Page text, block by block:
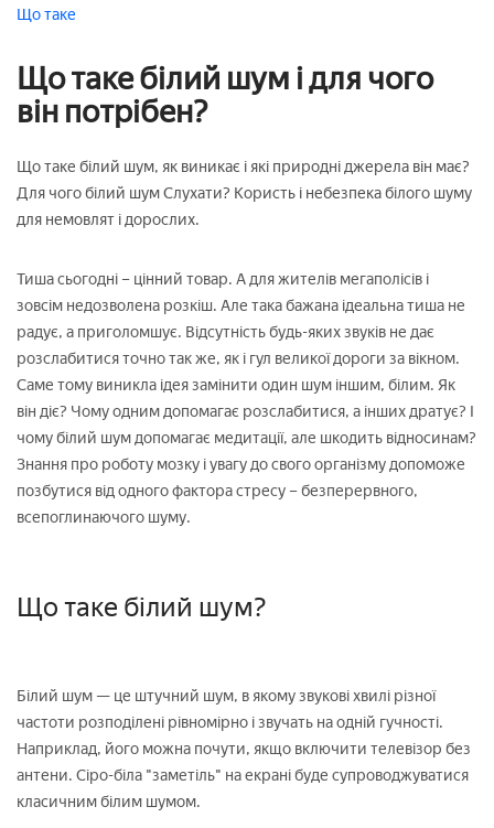
Що таке
Що таке білий шум і для чого
він потрібен?
Що таке білий шум, як виникає і які природні джерела він має?
Для чого білий шум Слухати? Користь і небезпека білого шуму
для немовлят і дорослих.
Тиша сьогодні – цінний товар. А для жителів мегаполісів і
зовсім недозволена розкіш. Але така бажана ідеальна тиша не
радує, а приголомшує. Відсутність будь-яких звуків не дає
розслабитися точно так же, як і гул великої дороги за вікном.
Саме тому виникла ідея замінити один шум іншим, білим. Як
він діє? Чому одним допомагає розслабитися, а інших дратує? І
чому білий шум допомагає медитації, але шкодить відносинам?
Знання про роботу мозку і увагу до свого організму допоможе
позбутися від одного фактора стресу – безперервного,
всепоглинаючого шуму.
Що таке білий шум?
Білий шум — це штучний шум, в якому звукові хвилі різної
частоти розподілені рівномірно і звучать на одній гучності.
Наприклад, його можна почути, якщо включити телевізор без
антени. Сіро-біла "заметіль" на екрані буде супроводжуватися
класичним білим шумом.